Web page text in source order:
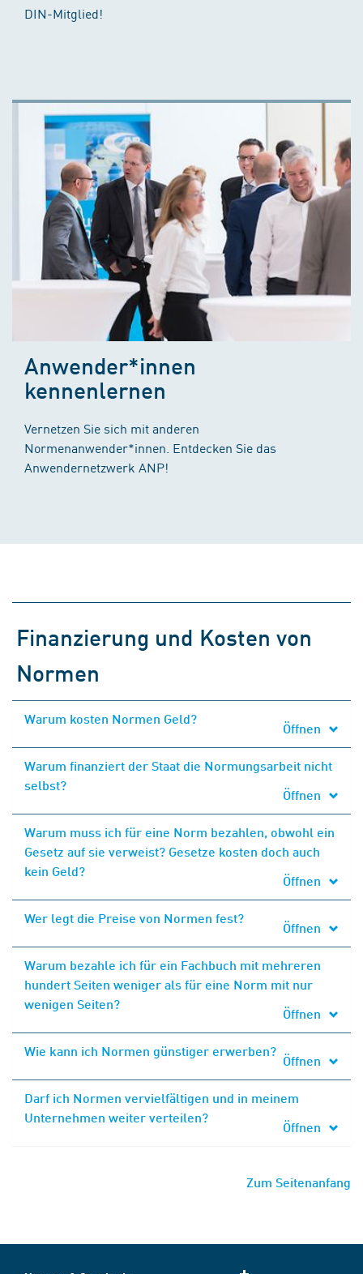
DIN-Mitglied!
Anwender*innen
kennenlernen
Vernetzen Sie sich mit anderen
Normenanwender*innen. Entdecken Sie das
Anwendernetzwerk ANP!
Finanzierung und Kosten von
Normen
Warum kosten Normen Geld?
Öffnen
Warum finanziert der Staat die Normungsarbeit nicht
selbst?
Öffnen
Warum muss ich für eine Norm bezahlen, obwohl ein
Gesetz auf sie verweist? Gesetze kosten doch auch
kein Geld?
Öffnen
Wer legt die Preise von Normen fest?
Öffnen
Warum bezahle ich für ein Fachbuch mit mehreren
hundert Seiten weniger als für eine Norm mit nur
wenigen Seiten?
Öffnen
Wie kann ich Normen günstiger erwerben?
Öffnen
Darf ich Normen vervielfältigen und in meinem
Unternehmen weiter verteilen?
Öffnen
Zum Seitenanfang